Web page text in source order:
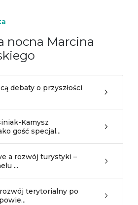
nocna Marcina
debaty o przyszłości
Kamysz
gość specjal...
a rozwój turystyki –
...
terytorialny po